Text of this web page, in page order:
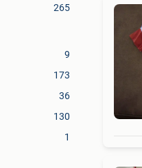
265
9
173
36
130
1